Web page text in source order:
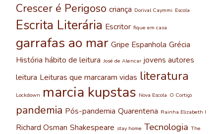
Crescer é Perigoso criança Dorival Caymmi Escola
Escrita Literária Escritor fique em casa
garrafas ao mar Gripe Espanhola Grécia
História hábito de leitura José de Alencar jovens autores
leitura Leituras que marcaram vidas literatura
Lockdown marcia kupstas Nova Escola O Cortiço
pandemia Pós-pandemia Quarentena Rainha Elizabeth I
Richard Osman Shakespeare stay home Tecnologia The